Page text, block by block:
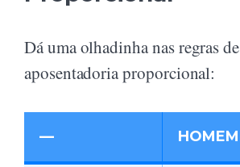
Dá uma olhadinha nas regras de
aposentadoria proporcional:
— HOMEM